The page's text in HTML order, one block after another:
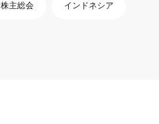
株主総会 インドネシア